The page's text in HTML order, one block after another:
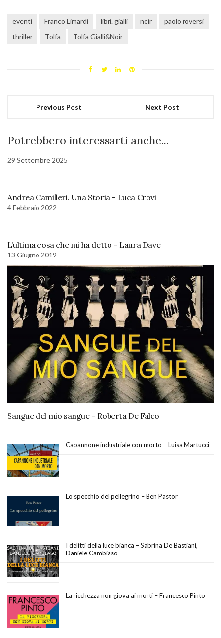
eventi Franco Limardi libri. gialli noir
paolo roversi
thriller
Tolfa Tolfa Gialli&Noir
Previous Post Next Post
Potrebbero interessarti anche...
29 Settembre 2025
Andrea Camilleri. Una Storia – Luca Crovi
4 Febbraio 2022
L’ultima cosa che mi ha detto – Laura Dave
13 Giugno 2019
Sangue del mio sangue – Roberta De Falco
Capannone industriale con morto – Luisa Martucci
Lo specchio del pellegrino – Ben Pastor
I delitti della luce bianca – Sabrina De Bastiani,
Daniele Cambiaso
La ricchezza non giova ai morti – Francesco Pinto